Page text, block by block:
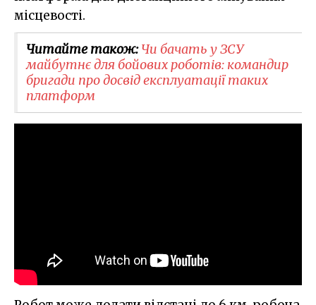
місцевості.
Читайте також:Чи бачать у ЗСУ
майбутнє для бойових роботів: командир
бригади про досвід експлуатації таких
платформ